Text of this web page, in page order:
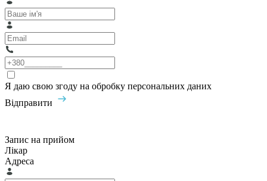
Я даю свою згоду на обробку персональних даних
Відправити
Запис на прийом
Лікар
Адреса